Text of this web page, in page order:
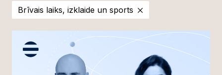
Brīvais laiks, izklaide un sports